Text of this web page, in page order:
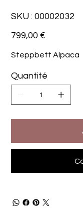
SKU : SKU
00002032
00002032
Prix
799,00 €
Steppbett Alpaca
Quantité